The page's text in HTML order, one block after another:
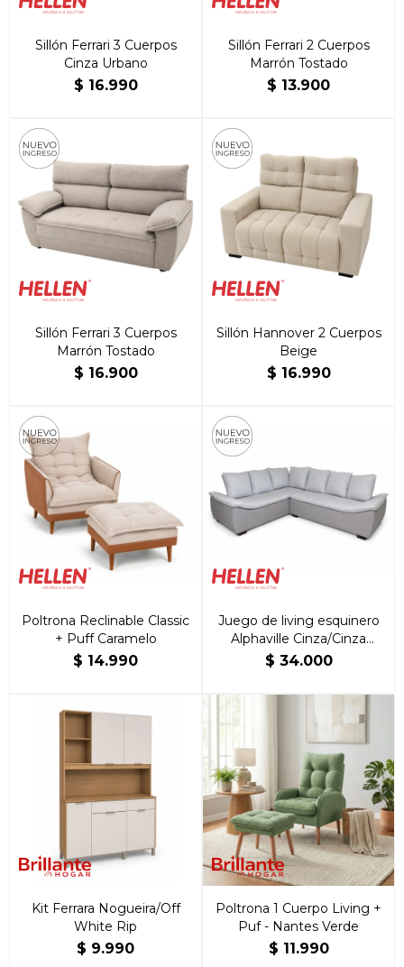
Sillón Ferrari 3 Cuerpos
Cinza Urbano
$ 16.990
Sillón Ferrari 2 Cuerpos
Marrón Tostado
$ 13.900
Sillón Ferrari 3 Cuerpos
Marrón Tostado
$ 16.900
Sillón Hannover 2 Cuerpos
Beige
$ 16.990
Poltrona Reclinable Classic
+ Puff Caramelo
$ 14.990
Juego de living esquinero
Alphaville Cinza/Cinza
Oscuro
$ 34.000
Kit Ferrara Nogueira/Off
White Rip
$ 9.990
Poltrona 1 Cuerpo Living +
Puf - Nantes Verde
$ 11.990